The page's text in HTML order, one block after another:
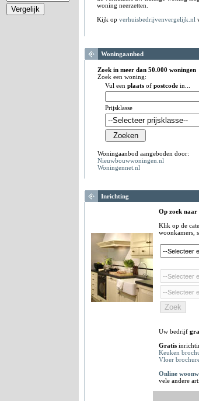
woning neerzetten.
Kijk op verhuisbedrijvenvergelijk.nl
Woningaanbod
Zoek in meer dan 50.000 woningen
Zoek een woning:
Vul een plaats of postcode in...
Prijsklasse
Woningaanbod aangeboden door:
Nieuwbouwwoningen.nl
Woningennet.nl
Inrichting
Op zoek
Klik op de
woonkamers,
Uw bedrijf
Gratis
Keuken
Vloer
Online
vele andere